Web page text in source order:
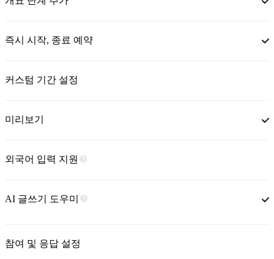
즉시 시작, 종료 예약
커스텀 기간 설정
미리보기
외국어 입력 지원
AI 글쓰기 도우미
참여 및 응답 설정